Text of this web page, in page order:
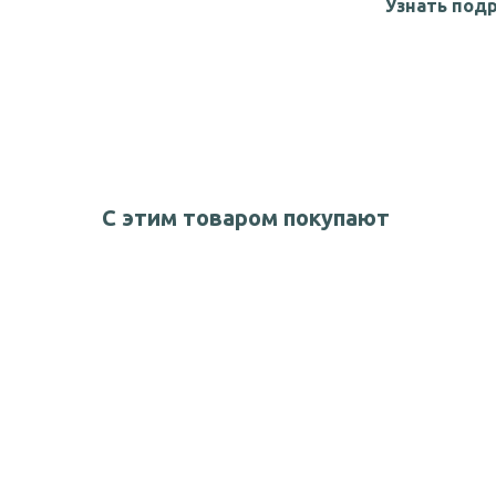
Узнать
С этим товаром покупают